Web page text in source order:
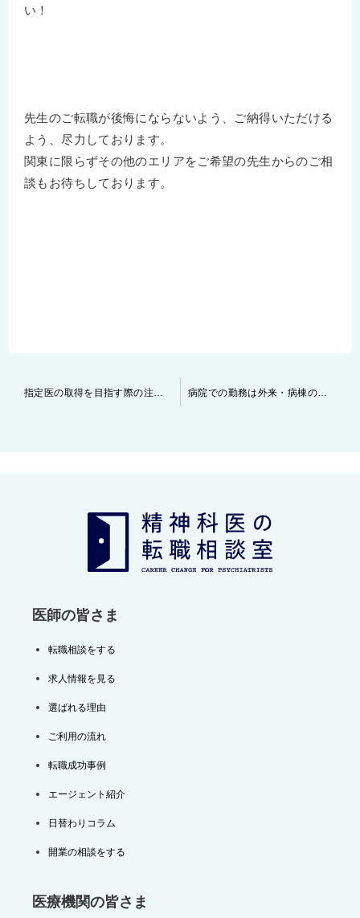
い！
先生のご転職が後悔にならないよう、ご納得いただける
よう、尽力しております。
関東に限らずその他のエリアをご希望の先生からのご相
談もお待ちしております。
指定医の取得を目指す際の注意点について 病院での勤務は外来・病棟の他に訪問診療！？
医師の皆さま
転職相談をする
求人情報を見る
選ばれる理由
ご利用の流れ
転職成功事例
エージェント紹介
日替わりコラム
開業の相談をする
医療機関の皆さま